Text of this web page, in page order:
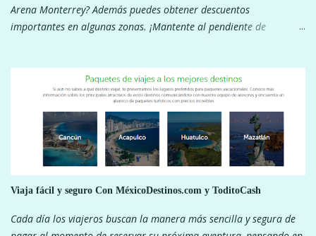
Arena Monterrey? Además puedes obtener descuentos
importantes en algunas zonas. ¡Mantente al pendiente de
Viaja fácil y seguro Con MéxicoDestinos.com y ToditoCash
Cada día los viajeros buscan la manera más sencilla y segura de